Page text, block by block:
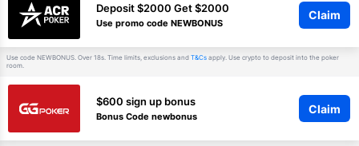
Deposit $2000 Get $2000
Use promo code NEWBONUS
Claim
Use code NEWBONUS. Over 18s. Time limits, exclusions and T&Cs apply. Use crypto to deposit into the poker
room.
$600 sign up bonus
Bonus Code newbonus
Claim